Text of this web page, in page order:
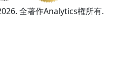
全著作Analytics権所有.